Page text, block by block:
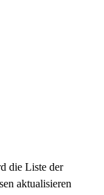
die Liste der
aktualisieren